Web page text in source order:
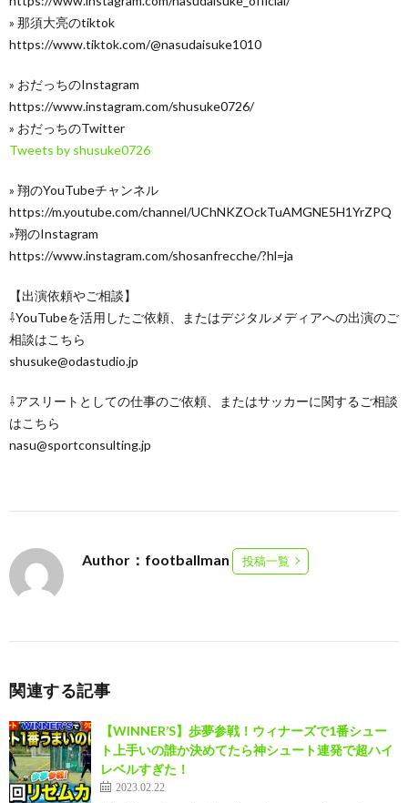
» 那須大亮のtiktok
https://www.tiktok.com/@nasudaisuke1010
» おだっちのInstagram
https://www.instagram.com/shusuke0726/
» おだっちのTwitter
Tweets by shusuke0726
» 翔のYouTubeチャンネル
https://m.youtube.com/channel/UChNKZOckTuAMGNE5H1YrZPQ
»翔のInstagram
https://www.instagram.com/shosanfrecche/?hl=ja
【出演依頼やご相談】
⇩YouTubeを活用したご依頼、またはデジタルメディアへの出演のご
相談はこちら
shusuke@odastudio.jp
⇩アスリートとしての仕事のご依頼、またはサッカーに関するご相談
はこちら
nasu@sportconsulting.jp
Author：footballman 投稿一覧
関連する記事
【WINNER’S】歩夢参戦！ウィナーズで1番シュー
ト上手いの誰か決めてたら神シュート連発で超ハイ
レベルすぎた！
2023.02.22